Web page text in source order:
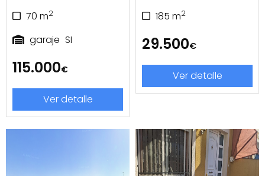
70 m2
garaje SI
115.000€
Ver detalle
185 m2
29.500€
Ver detalle